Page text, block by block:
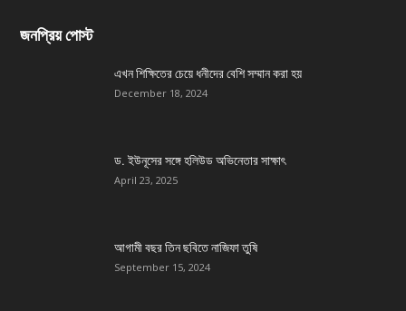
জনপ্রিয় পোস্ট
এখন শিক্ষিতের চেয়ে ধনীদের বেশি সম্মান করা হয়
December 18, 2024
ড. ইউনূসের সঙ্গে হলিউড অভিনেতার সাক্ষাৎ
April 23, 2025
আগামী বছর তিন ছবিতে নাজিফা তুষি
September 15, 2024